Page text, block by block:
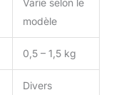
modèle
0,5 – 1,5 kg
Divers